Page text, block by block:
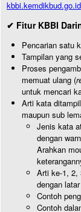
kbbi.kemdikbud.go.id
✔ Fitur KBBI
Pencarian satu
Tampilan yang
Proses
memuat ulang (
untuk mencari
Arti kata
maupun sub
Jenis kata
dengan
Arahkan
Arti ke-1, 2,
dengan
Contoh
Contoh